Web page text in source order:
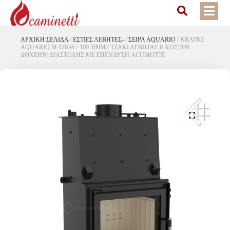
ΑΡΧΙΚΉ ΣΕΛΊΔΑ / ΕΣΤΙΕΣ ΛΕΒΗΤΕΣ- / ΣΕΙΡΑ AQUARIO / KRATKI
AQUARIO M 12KW / 100-180M2 ΤΖΑΚΙ ΛΕΒΗΤΑΣ ΚΛΕΙΣΤΟΥ
ΔΟΧΕΙΟΥ ΔΙΑΣΤΟΛΗΣ ΜΕ ΕΠΕΝΔΥΣΗ ACUMOTTE